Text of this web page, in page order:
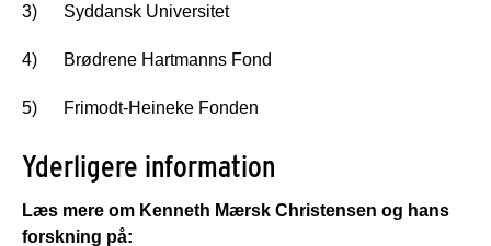
3) Syddansk Universitet
4) Brødrene Hartmanns Fond
5) Frimodt-Heineke Fonden
Yderligere information
Læs mere om Kenneth Mærsk Christensen og hans
forskning på: